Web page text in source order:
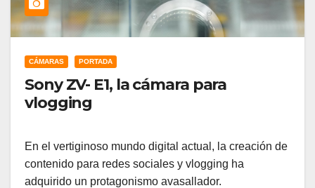
CÁMARAS PORTADA
Sony ZV- E1, la cámara para
vlogging
En el vertiginoso mundo digital actual, la creación de
contenido para redes sociales y vlogging ha
adquirido un protagonismo avasallador.